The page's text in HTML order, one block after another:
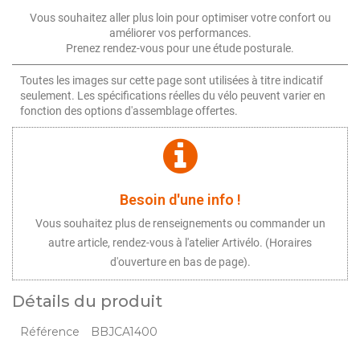
Vous souhaitez aller plus loin pour optimiser votre confort ou
améliorer vos performances.
Prenez rendez-vous pour une étude posturale.
Toutes les images sur cette page sont utilisées à titre indicatif
seulement. Les spécifications réelles du vélo peuvent varier en
fonction des options d'assemblage offertes.
Besoin d'une info !
Vous souhaitez plus de renseignements ou commander un
autre article, rendez-vous à l'atelier Artivélo. (Horaires
d'ouverture en bas de page).
Détails du produit
Référence BBJCA1400